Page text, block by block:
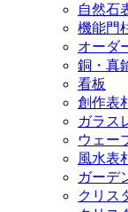
自然石
機能門
オーダ
銅・真
看板
創作表
ガラス
ウェー
風水表
ガーデ
クリス